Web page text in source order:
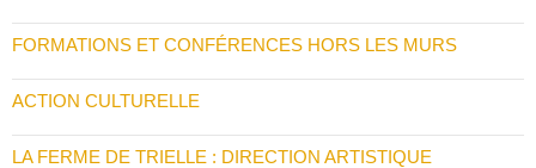
FORMATIONS ET CONFÉRENCES HORS LES MURS
ACTION CULTURELLE
LA FERME DE TRIELLE : DIRECTION ARTISTIQUE